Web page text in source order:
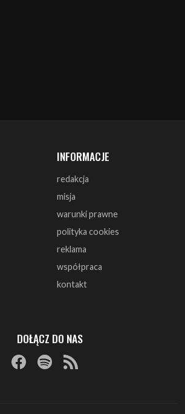
INFORMACJE
redakcja
misja
warunki prawne
polityka cookies
reklama
współpraca
kontakt
DOŁĄCZ DO NAS